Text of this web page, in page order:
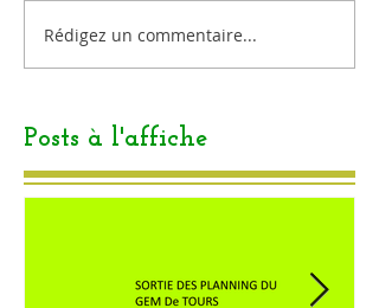
Rédigez un commentaire...
Posts à l'affiche